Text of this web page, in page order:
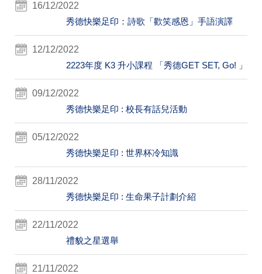
16/12/2022
秀德快樂足印：詩歌「歡笑感恩」手語演譯
12/12/2022
2223年度 K3 升小課程 「秀德GET SET, Go! 」
09/12/2022
秀德快樂足印 : 校長有話兒活動
05/12/2022
秀德快樂足印 : 世界杯冷知識
28/11/2022
秀德快樂足印 : 生命果子計劃介紹
22/11/2022
禮貌之星選舉
21/11/2022